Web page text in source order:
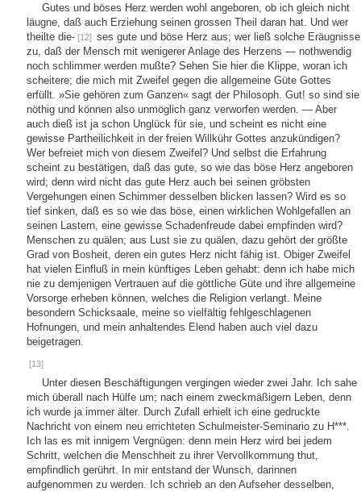
Gutes und böses Herz werden wohl angeboren, ob ich gleich nicht
läugne, daß auch Erziehung seinen grossen Theil daran hat. Und wer
theilte die- [12] ses gute und böse Herz aus; wer ließ solche Eräugnisse
zu, daß der Mensch mit wenigerer Anlage des Herzens — nothwendig
noch schlimmer werden mußte? Sehen Sie hier die Klippe, woran ich
scheitere; die mich mit Zweifel gegen die allgemeine Güte Gottes
erfüllt. »Sie gehören zum Ganzen« sagt der Philosoph. Gut! so sind sie
nöthig und können also unmöglich ganz verworfen werden. — Aber
auch dieß ist ja schon Unglück für sie, und scheint es nicht eine
gewisse Partheilichkeit in der freien Willkühr Gottes anzukündigen?
Wer befreiet mich von diesem Zweifel? Und selbst die Erfahrung
scheint zu bestätigen, daß das gute, so wie das böse Herz angeboren
wird; denn wird nicht das gute Herz auch bei seinen gröbsten
Vergehungen einen Schimmer desselben blicken lassen? Wird es so
tief sinken, daß es so wie das böse, einen wirklichen Wohlgefallen an
seinen Lastern, eine gewisse Schadenfreude dabei empfinden wird?
Menschen zu quälen; aus Lust sie zu quälen, dazu gehört der größte
Grad von Bosheit, deren ein gutes Herz nicht fähig ist. Obiger Zweifel
hat vielen Einfluß in mein künftiges Leben gehabt: denn ich habe mich
nie zu demjenigen Vertrauen auf die göttliche Güte und ihre allgemeine
Vorsorge erheben können, welches die Religion verlangt. Meine
besondern Schicksaale, meine so vielfältig fehlgeschlagenen
Hofnungen, und mein anhaltendes Elend haben auch viel dazu
beigetragen.
[13]
Unter diesen Beschäftigungen vergingen wieder zwei Jahr. Ich sahe
mich überall nach Hülfe um; nach einem zweckmäßigern Leben, denn
ich wurde ja immer älter. Durch Zufall erhielt ich eine gedruckte
Nachricht von einem neu errichteten Schulmeister-Seminario zu H***.
Ich las es mit innigem Vergnügen: denn mein Herz wird bei jedem
Schritt, welchen die Menschheit zu ihrer Vervollkommung thut,
empfindlich gerührt. In mir entstand der Wunsch, darinnen
aufgenommen zu werden. Ich schrieb an den Aufseher desselben,